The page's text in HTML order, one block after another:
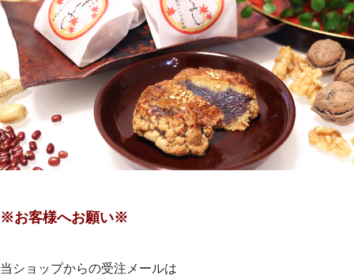
※お客様へお願い※
当ショップからの受注メールは